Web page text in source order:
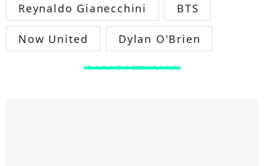
Reynaldo Gianecchini BTS
Now United Dylan O'Brien
TODOS OS FAMOSOS